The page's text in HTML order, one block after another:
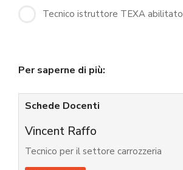
Tecnico istruttore TEXA abilitato
Per saperne di più:
Schede Docenti
Vincent Raffo
Tecnico per il settore carrozzeria